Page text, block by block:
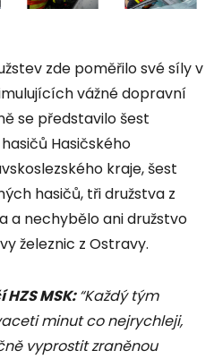
zde poměřilo své síly v
vážné dopravní
se představilo šest
Hasičského
kraje, šest
hasičů, tři družstva z
a nechybělo ani družstvo
železnic z Ostravy.
MSK:“Každý tým
minut co nejrychleji,
vyprostit zraněnou